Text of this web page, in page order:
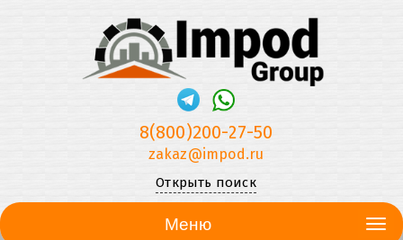
8(800)200-27-50
zakaz@impod.ru
Открыть поиск
Меню